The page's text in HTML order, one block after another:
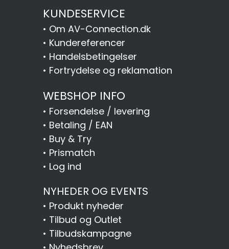
KUNDESERVICE
• Om AV-Connection.dk
• Kundereferencer
• Handelsbetingelser
• Fortrydelse og reklamation
WEBSHOP INFO
• Forsendelse / levering
• Betaling / EAN
• Buy & Try
• Prismatch
• Log ind
NYHEDER OG EVENTS
• Produkt nyheder
• Tilbud og Outlet
• Tilbudskampagne